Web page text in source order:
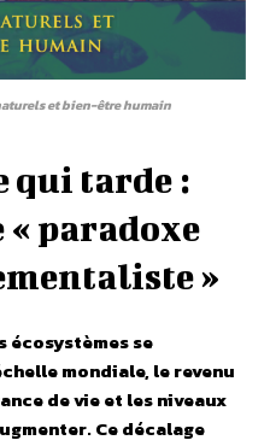
et bien-être humain
qui tarde :
paradoxe
»
écosystèmes se
mondiale, le revenu
de vie et les niveaux
Ce décalage